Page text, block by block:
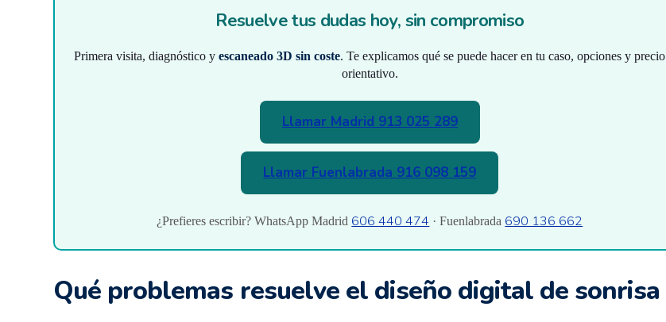
Resuelve tus dudas hoy, sin compromiso
Primera visita, diagnóstico yescaneado 3D sin coste. Te explicamos qué se puede hacer en tu caso, opciones y precio
orientativo.
Llamar Madrid 913 025 289
Llamar Fuenlabrada 916 098 159
¿Prefieres escribir? WhatsApp Madrid 606 440 474 · Fuenlabrada 690 136 662
Qué problemas resuelve el diseño digital de sonrisa